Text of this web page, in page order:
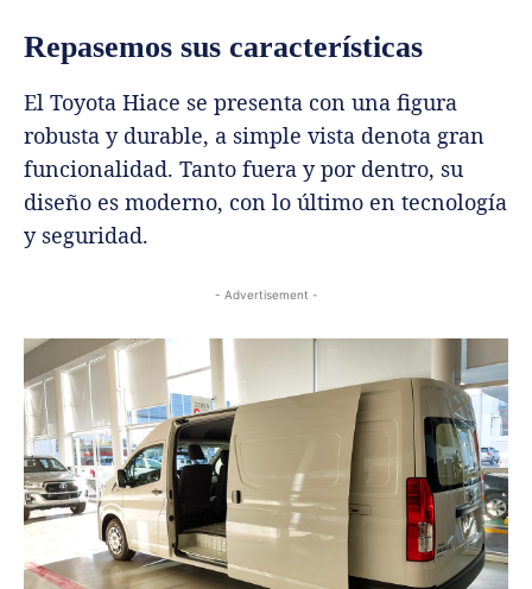
Repasemos sus características
El Toyota Hiace se presenta con una figura
robusta y durable, a simple vista denota gran
funcionalidad. Tanto fuera y por dentro, su
diseño es moderno, con lo último en tecnología
y seguridad.
- Advertisement -